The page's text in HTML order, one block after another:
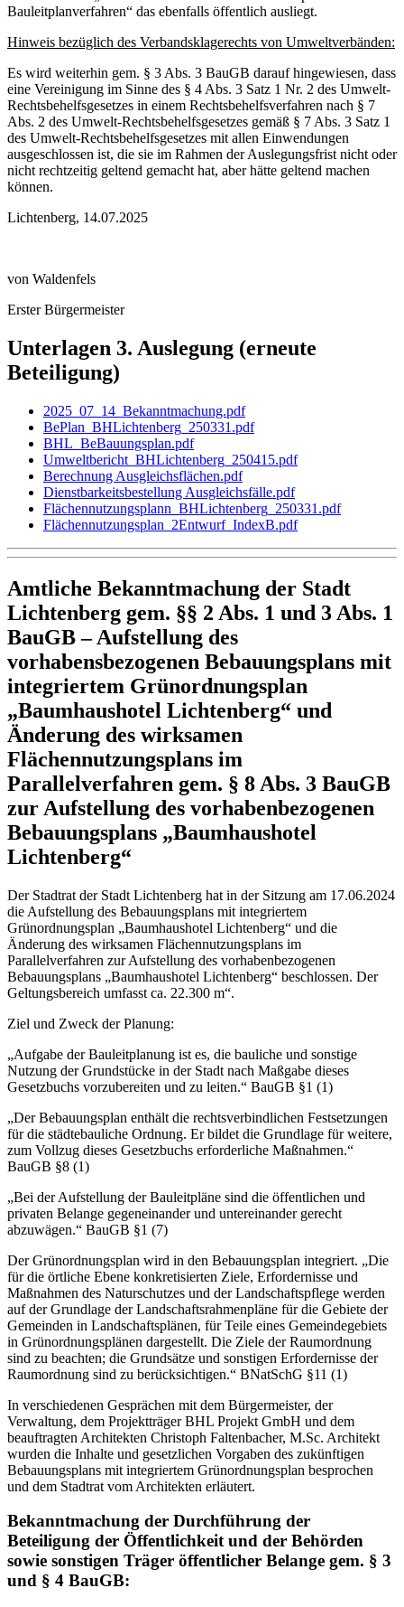
Bauleitplanverfahren“ das ebenfalls öffentlich ausliegt.
Hinweis bezüglich des Verbandsklagerechts von Umweltverbänden:
Es wird weiterhin gem. § 3 Abs. 3 BauGB darauf hingewiesen, dass
eine Vereinigung im Sinne des § 4 Abs. 3 Satz 1 Nr. 2 des Umwelt-
Rechtsbehelfsgesetzes in einem Rechtsbehelfsverfahren nach § 7
Abs. 2 des Umwelt-Rechtsbehelfsgesetzes gemäß § 7 Abs. 3 Satz 1
des Umwelt-Rechtsbehelfsgesetzes mit allen Einwendungen
ausgeschlossen ist, die sie im Rahmen der Auslegungsfrist nicht oder
nicht rechtzeitig geltend gemacht hat, aber hätte geltend machen
können.
Lichtenberg, 14.07.2025
von Waldenfels
Erster Bürgermeister
Unterlagen 3. Auslegung (erneute
Beteiligung)
2025_07_14_Bekanntmachung.pdf
BePlan_BHLichtenberg_250331.pdf
BHL_BeBauungsplan.pdf
Umweltbericht_BHLichtenberg_250415.pdf
Berechnung Ausgleichsflächen.pdf
Dienstbarkeitsbestellung Ausgleichsfälle.pdf
Flächennutzungsplann_BHLichtenberg_250331.pdf
Flächennutzungsplan_2Entwurf_IndexB.pdf
Amtliche Bekanntmachung der Stadt
Lichtenberg gem. §§ 2 Abs. 1 und 3 Abs. 1
BauGB – Aufstellung des
vorhabensbezogenen Bebauungsplans mit
integriertem Grünordnungsplan
„Baumhaushotel Lichtenberg“ und
Änderung des wirksamen
Flächennutzungsplans im
Parallelverfahren gem. § 8 Abs. 3 BauGB
zur Aufstellung des vorhabenbezogenen
Bebauungsplans „Baumhaushotel
Lichtenberg“
Der Stadtrat der Stadt Lichtenberg hat in der Sitzung am 17.06.2024
die Aufstellung des Bebauungsplans mit integriertem
Grünordnungsplan „Baumhaushotel Lichtenberg“ und die
Änderung des wirksamen Flächennutzungsplans im
Parallelverfahren zur Aufstellung des vorhabenbezogenen
Bebauungsplans „Baumhaushotel Lichtenberg“ beschlossen. Der
Geltungsbereich umfasst ca. 22.300 m“.
Ziel und Zweck der Planung:
„Aufgabe der Bauleitplanung ist es, die bauliche und sonstige
Nutzung der Grundstücke in der Stadt nach Maßgabe dieses
Gesetzbuchs vorzubereiten und zu leiten.“ BauGB §1 (1)
„Der Bebauungsplan enthält die rechtsverbindlichen Festsetzungen
für die städtebauliche Ordnung. Er bildet die Grundlage für weitere,
zum Vollzug dieses Gesetzbuchs erforderliche Maßnahmen.“
BauGB §8 (1)
„Bei der Aufstellung der Bauleitpläne sind die öffentlichen und
privaten Belange gegeneinander und untereinander gerecht
abzuwägen.“ BauGB §1 (7)
Der Grünordnungsplan wird in den Bebauungsplan integriert. „Die
für die örtliche Ebene konkretisierten Ziele, Erfordernisse und
Maßnahmen des Naturschutzes und der Landschaftspflege werden
auf der Grundlage der Landschaftsrahmenpläne für die Gebiete der
Gemeinden in Landschaftsplänen, für Teile eines Gemeindegebiets
in Grünordnungsplänen dargestellt. Die Ziele der Raumordnung
sind zu beachten; die Grundsätze und sonstigen Erfordernisse der
Raumordnung sind zu berücksichtigen.“ BNatSchG §11 (1)
In verschiedenen Gesprächen mit dem Bürgermeister, der
Verwaltung, dem Projektträger BHL Projekt GmbH und dem
beauftragten Architekten Christoph Faltenbacher, M.Sc. Architekt
wurden die Inhalte und gesetzlichen Vorgaben des zukünftigen
Bebauungsplans mit integriertem Grünordnungsplan besprochen
und dem Stadtrat vom Architekten erläutert.
Bekanntmachung der Durchführung der
Beteiligung der Öffentlichkeit und der Behörden
sowie sonstigen Träger öffentlicher Belange gem. § 3
und § 4 BauGB: